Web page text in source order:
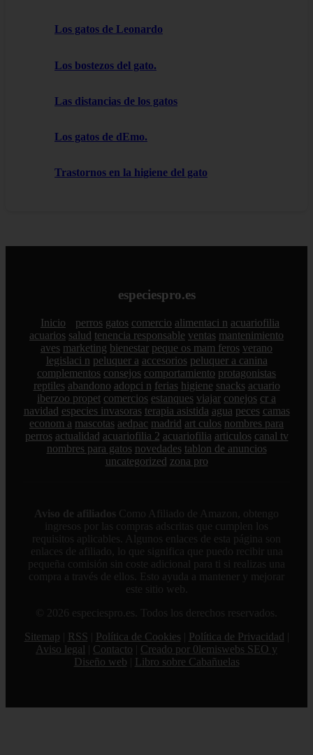
Los gatos de Leonardo
Los bostezos del gato.
Las distancias de los gatos
Los gatos de dEmo.
Trastornos en la higiene del gato
especiespro.es
Inicio perros gatos comercio alimentaci n acuariofilia
acuarios salud tenencia responsable ventas mantenimiento
aves marketing bienestar peque os mam feros verano
legislaci n peluquer a accesorios peluquer a canina
complementos consejos comportamiento protagonistas
reptiles abandono adopci n ferias higiene snacks acuario
iberzoo propet comercios estanques viajar conejos cr a
navidad especies invasoras terapia asistida agua peces camas
econom a mascotas aedpac madrid art culos nombres para
perros actualidad acuariofilia 2 acuariofilia articulos canal tv
nombres para gatos novedades tablon de anuncios
uncategorized zona pro
Aviso de afiliados Como Afiliado de Amazon, obtengo
ingresos por las compras adscritas que cumplen los
requisitos aplicables. Algunos enlaces de esta página son
enlaces de afiliado, lo que significa que puedo recibir una
pequeña comisión sin coste adicional para ti si realizas una
compra a través de ellos. Esto ayuda a mantener y mejorar
este sitio web.
© 2026 especiespro.es. Todos los derechos reservados.
Sitemap
RSS Política de Cookies Política de Privacidad
Aviso legal
Contacto
Creado por 0lemiswebs SEO y
Diseño web
Libro sobre Cabañuelas